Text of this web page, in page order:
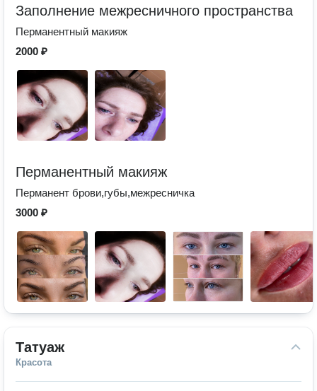
Заполнение межресничного пространства
Перманентный макияж
2000 ₽
Перманентный макияж
Перманент брови,губы,межресничка
3000 ₽
Татуаж
Красота